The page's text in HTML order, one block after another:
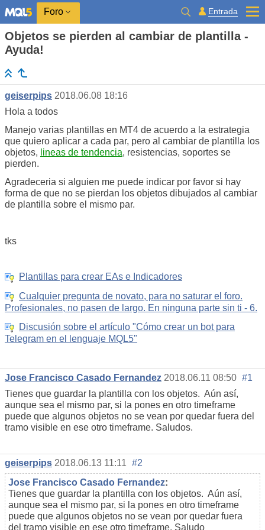
Foro Entrada
Objetos se pierden al cambiar de plantilla -
Ayuda!
geiserpips 2018.06.08 18:16
Hola a todos
Manejo varias plantillas en MT4 de acuerdo a la estrategia
que quiero aplicar a cada par, pero al cambiar de plantilla los
objetos, lineas de tendencia, resistencias, soportes se
pierden.
Agradeceria si alguien me puede indicar por favor si hay
forma de que no se pierdan los objetos dibujados al cambiar
de plantilla sobre el mismo par.
tks
Plantillas para crear EAs e Indicadores
Cualquier pregunta de novato, para no saturar el foro.
Profesionales, no pasen de largo. En ninguna parte sin ti - 6.
Discusión sobre el artículo "Cómo crear un bot para
Telegram en el lenguaje MQL5"
Jose Francisco Casado Fernandez 2018.06.11 08:50 #1
Tienes que guardar la plantilla con los objetos. Aún así,
aunque sea el mismo par, si la pones en otro timeframe
puede que algunos objetos no se vean por quedar fuera del
tramo visible en ese otro timeframe. Saludos.
geiserpips 2018.06.13 11:11 #2
Jose Francisco Casado Fernandez:
Tienes que guardar la plantilla con los objetos. Aún así,
aunque sea el mismo par, si la pones en otro timeframe
puede que algunos objetos no se vean por quedar fuera
del tramo visible en ese otro timeframe. Saludo